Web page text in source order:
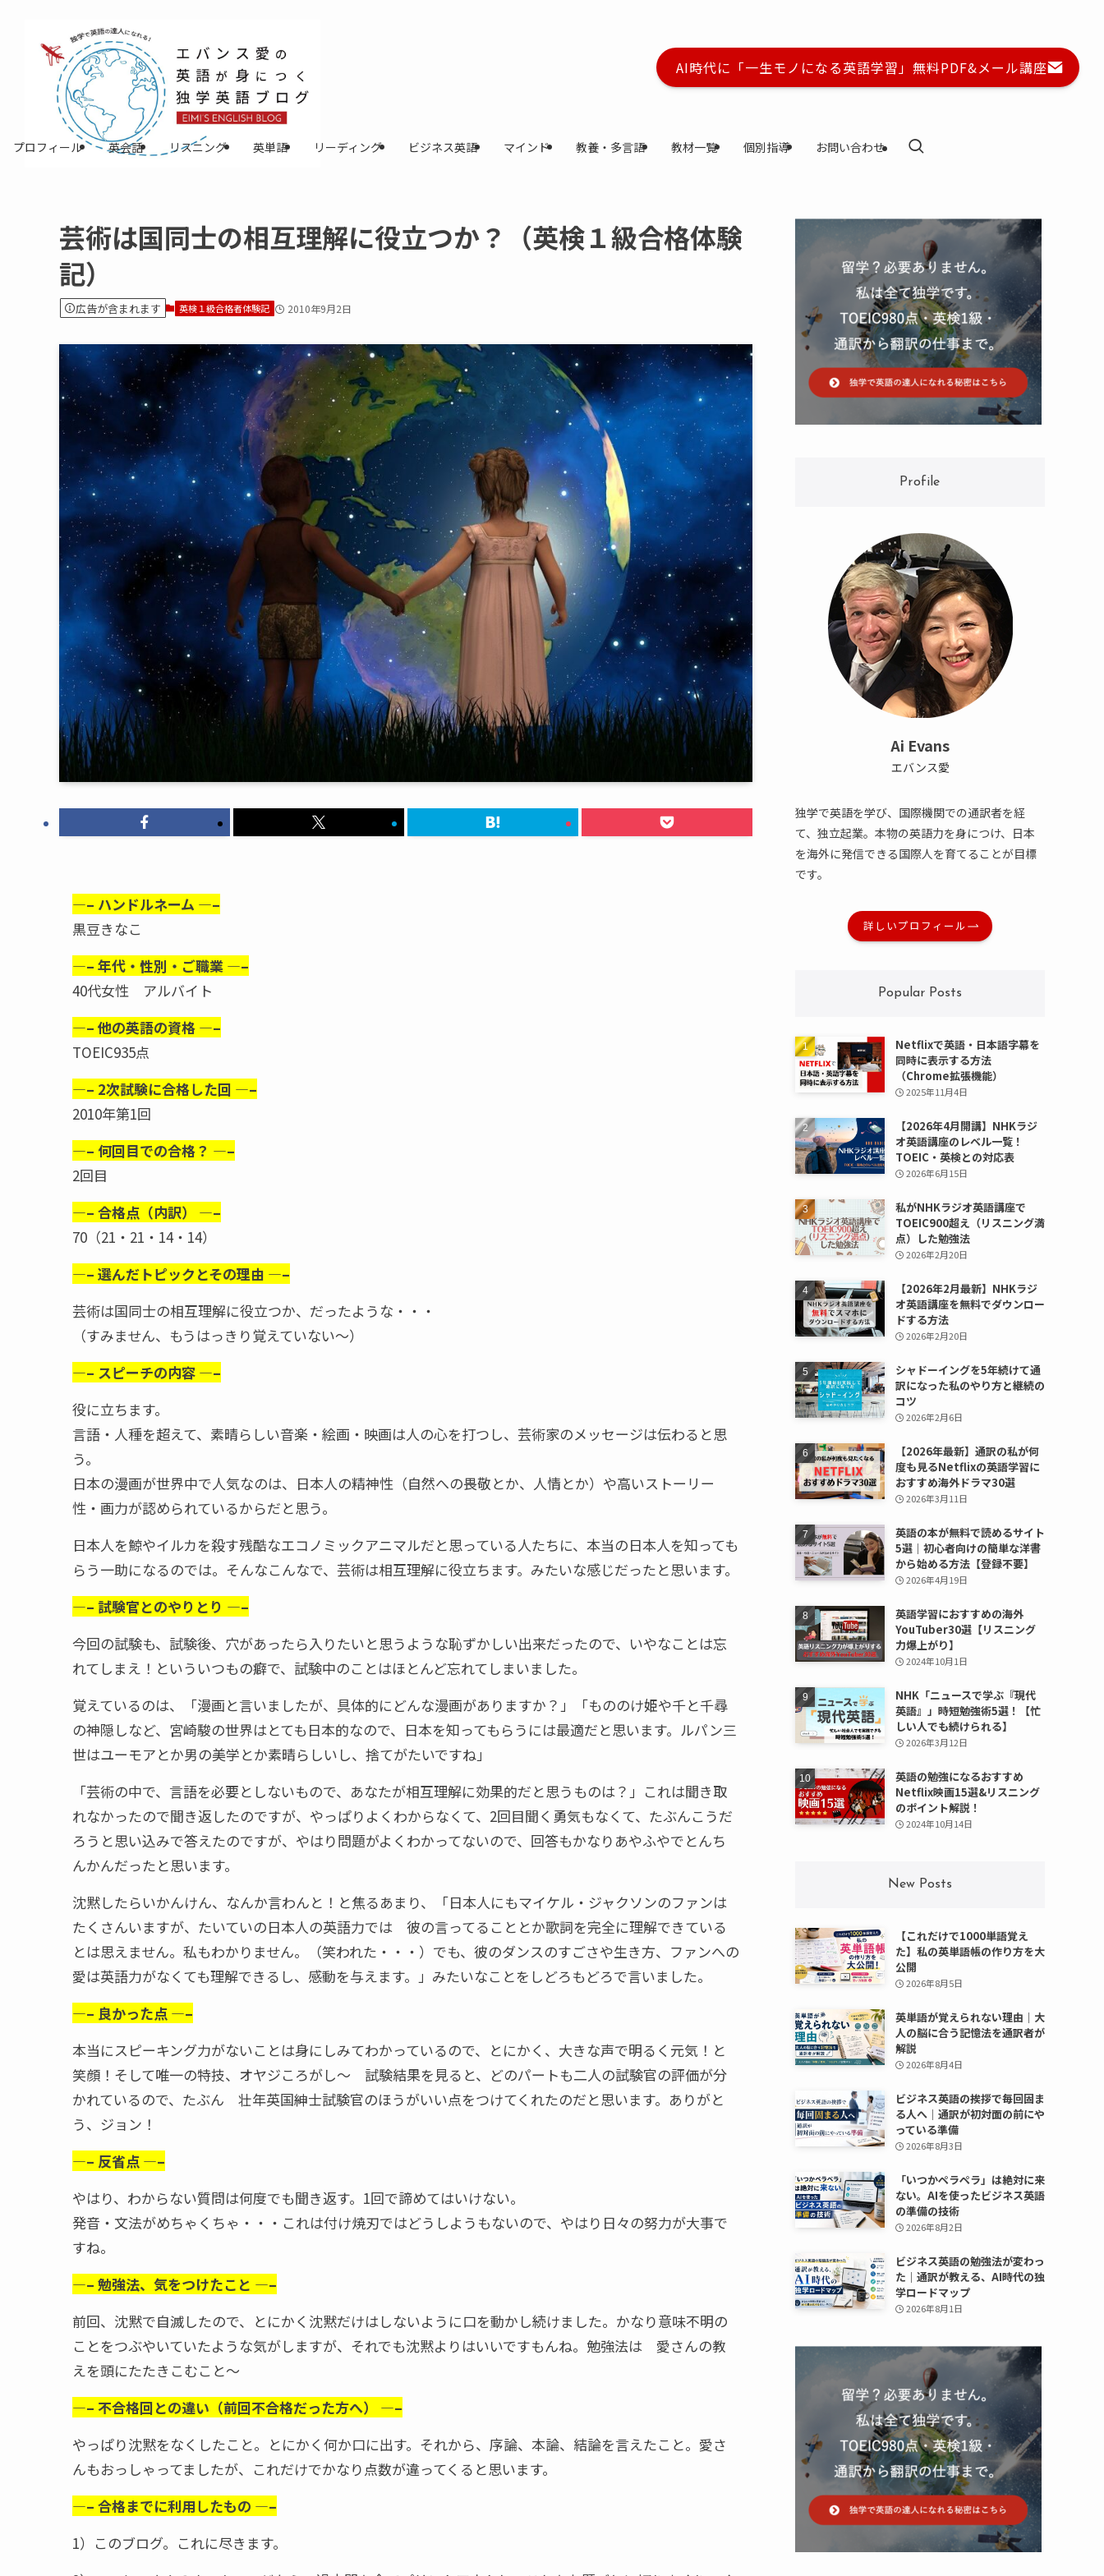
プロフィール 英会話 リスニング 英単語 リーディング ビジネス英語 マインド 教養・多言語 教材一覧 個別指導 お問い合わせ
AI時代に「一生モノになる英語学習」無料PDF&メール講座
芸術は国同士の相互理解に役立つか？（英検１級合格体験
記）
広告が含まれます 英検１級合格者体験記 2010年9月2日
—– ハンドルネーム —–
黒豆きなこ
—– 年代・性別・ご職業 —–
40代女性 アルバイト
—– 他の英語の資格 —–
TOEIC935点
—– 2次試験に合格した回 —–
2010年第1回
—– 何回目での合格？ —–
2回目
—– 合格点（内訳） —–
70（21・21・14・14）
—– 選んだトピックとその理由 —–
芸術は国同士の相互理解に役立つか、だったような・・・
（すみません、もうはっきり覚えていない～）
—– スピーチの内容 —–
役に立ちます。
言語・人種を超えて、素晴らしい音楽・絵画・映画は人の心を打つし、芸術家のメッセージは伝わると思
う。
日本の漫画が世界中で人気なのは、日本人の精神性（自然への畏敬とか、人情とか）や高いストーリー
性・画力が認められているからだと思う。
日本人を鯨やイルカを殺す残酷なエコノミックアニマルだと思っている人たちに、本当の日本人を知っても
らう一助になるのでは。そんなこんなで、芸術は相互理解に役立ちます。みたいな感じだったと思います。
—– 試験官とのやりとり —–
今回の試験も、試験後、穴があったら入りたいと思うような恥ずかしい出来だったので、いやなことは忘
れてしまえ！といういつもの癖で、試験中のことはほとんど忘れてしまいました。
覚えているのは、「漫画と言いましたが、具体的にどんな漫画がありますか？」「もののけ姫や千と千尋
の神隠しなど、宮崎駿の世界はとても日本的なので、日本を知ってもらうには最適だと思います。ルパン三
世はユーモアとか男の美学とか素晴らしいし、捨てがたいですね」
「芸術の中で、言語を必要としないもので、あなたが相互理解に効果的だと思うものは？」これは聞き取
れなかったので聞き返したのですが、やっぱりよくわからなくて、2回目聞く勇気もなくて、たぶんこうだ
ろうと思い込みで答えたのですが、やはり問題がよくわかってないので、回答もかなりあやふやでとんち
んかんだったと思います。
沈黙したらいかんけん、なんか言わんと！と焦るあまり、「日本人にもマイケル・ジャクソンのファンは
たくさんいますが、たいていの日本人の英語力では 彼の言ってることとか歌詞を完全に理解できている
とは思えません。私もわかりません。（笑われた・・・）でも、彼のダンスのすごさや生き方、ファンへの
愛は英語力がなくても理解できるし、感動を与えます。」みたいなことをしどろもどろで言いました。
—– 良かった点 —–
本当にスピーキング力がないことは身にしみてわかっているので、とにかく、大きな声で明るく元気！と
笑顔！そして唯一の特技、オヤジころがし～ 試験結果を見ると、どのパートも二人の試験官の評価が分
かれているので、たぶん 壮年英国紳士試験官のほうがいい点をつけてくれたのだと思います。ありがと
う、ジョン！
—– 反省点 —–
やはり、わからない質問は何度でも聞き返す。1回で諦めてはいけない。
発音・文法がめちゃくちゃ・・・これは付け焼刃ではどうしようもないので、やはり日々の努力が大事で
すね。
—– 勉強法、気をつけたこと —–
前回、沈黙で自滅したので、とにかく沈黙だけはしないように口を動かし続けました。かなり意味不明の
ことをつぶやいていたような気がしますが、それでも沈黙よりはいいですもんね。勉強法は 愛さんの教
えを頭にたたきこむこと～
—– 不合格回との違い（前回不合格だった方へ） —–
やっぱり沈黙をなくしたこと。とにかく何か口に出す。それから、序論、本論、結論を言えたこと。愛さ
んもおっしゃってましたが、これだけでかなり点数が違ってくると思います。
—– 合格までに利用したもの —–
1）このブログ。これに尽きます。
Profile
Ai Evans
エバンス愛
独学で英語を学び、国際機関での通訳者を経
て、独立起業。本物の英語力を身につけ、日本
を海外に発信できる国際人を育てることが目標
です。
詳しいプロフィール
Popular Posts
Netflixで英語・日本語字幕を
同時に表示する方法
（Chrome拡張機能）
2025年11月4日
【2026年4月開講】NHKラジ
オ英語講座のレベル一覧！
TOEIC・英検との対応表
2026年6月15日
私がNHKラジオ英語講座で
TOEIC900超え（リスニング満
点）した勉強法
2026年2月20日
【2026年2月最新】NHKラジ
オ英語講座を無料でダウンロー
ドする方法
2026年2月20日
シャドーイングを5年続けて通
訳になった私のやり方と継続の
コツ
2026年2月6日
【2026年最新】通訳の私が何
度も見るNetflixの英語学習に
おすすめ海外ドラマ30選
2026年3月11日
英語の本が無料で読めるサイト
5選｜初心者向けの簡単な洋書
から始める方法【登録不要】
2026年4月19日
英語学習におすすめの海外
YouTuber30選【リスニング
力爆上がり】
2024年10月1日
NHK「ニュースで学ぶ『現代
英語』」時短勉強術5選！【忙
しい人でも続けられる】
2026年3月12日
英語の勉強になるおすすめ
Netflix映画15選&リスニング
のポイント解説！
2024年10月14日
New Posts
【これだけで1000単語覚え
た】私の英単語帳の作り方を大
公開
2026年8月5日
英単語が覚えられない理由｜大
人の脳に合う記憶法を通訳者が
解説
2026年8月4日
ビジネス英語の挨拶で毎回固ま
る人へ｜通訳が初対面の前にや
っている準備
2026年8月3日
「いつかペラペラ」は絶対に来
ない。AIを使ったビジネス英語
の準備の技術
2026年8月2日
ビジネス英語の勉強法が変わっ
た｜通訳が教える、AI時代の独
学ロードマップ
2026年8月1日